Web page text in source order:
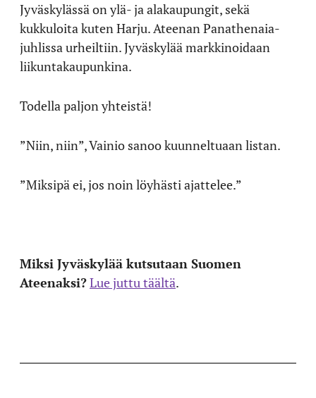
Jyväskylässä on ylä- ja alakaupungit, sekä
kukkuloita kuten Harju. Ateenan Panathenaia-
juhlissa urheiltiin. Jyväskylää markkinoidaan
liikuntakaupunkina.
Todella paljon yhteistä!
”Niin, niin”, Vainio sanoo kuunneltuaan listan.
”Miksipä ei, jos noin löyhästi ajattelee.”
Miksi Jyväskylää kutsutaan Suomen
Ateenaksi?Lue juttu täältä.